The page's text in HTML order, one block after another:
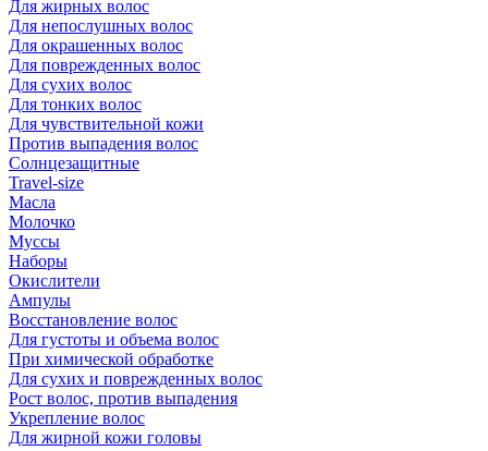
Для жирных волос
Для непослушных волос
Для окрашенных волос
Для поврежденных волос
Для сухих волос
Для тонких волос
Для чувствительной кожи
Против выпадения волос
Солнцезащитные
Travel-size
Масла
Молочко
Муссы
Наборы
Окислители
Ампулы
Восстановление волос
Для густоты и объема волос
При химической обработке
Для сухих и поврежденных волос
Рост волос, против выпадения
Укрепление волос
Для жирной кожи головы